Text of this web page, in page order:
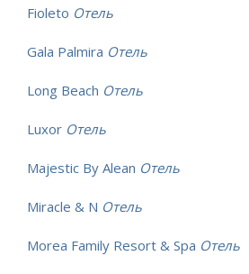
Fioleto Отель
Gala Palmira Отель
Long Beach Отель
Luxor Отель
Majestic By Alean Отель
Miracle & N Отель
Morea Family Resort & Spa Отель